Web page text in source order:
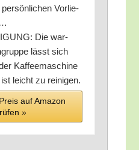
per­sön­li­chen Vor­lie­
Die war­
lässt sich
Kaf­fee­ma­schi­ne
leicht zu reinigen.
auf Ama­zon
»